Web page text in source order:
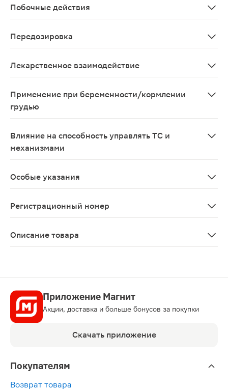
Побочные действия
Передозировка
Лекарственное взаимодействие
Применение при беременности/кормлении
грудью
Влияние на способность управлять ТС и
механизмами
Особые указания
Регистрационный номер
Описание товара
Приложение Магнит
Акции, доставка и больше бонусов за покупки
Скачать приложение
Покупателям
Возврат товара